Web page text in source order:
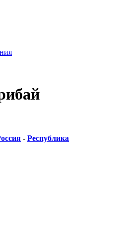
- Республика